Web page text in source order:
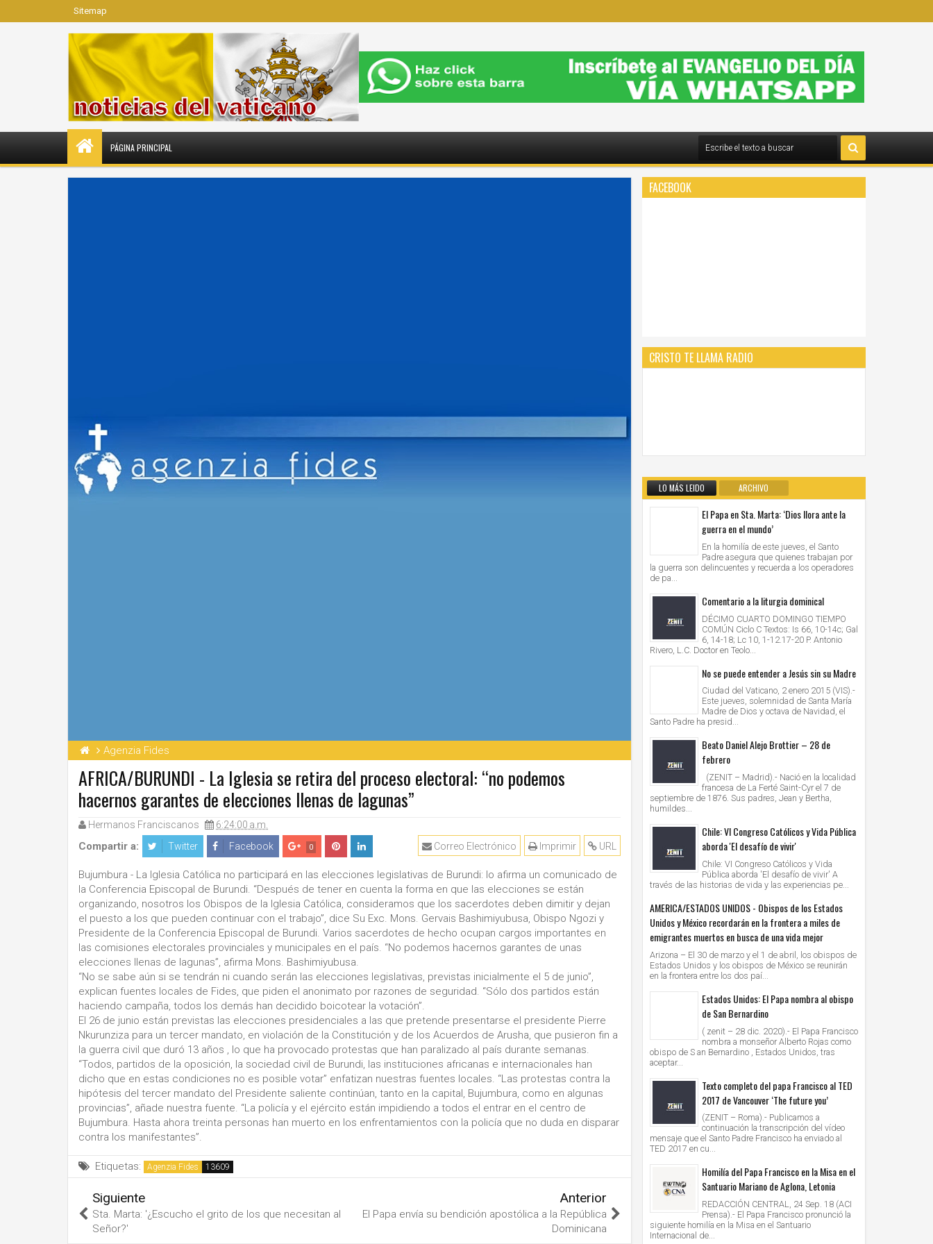
Sitemap
PÁGINA PRINCIPAL
Agenzia Fides
AFRICA/BURUNDI - La Iglesia se retira del proceso electoral: “no podemos
hacernos garantes de elecciones llenas de lagunas”
Hermanos Franciscanos 6:24:00 a.m.
Compartir a: Twitter Facebook 0 URL
Imprimir
Correo Electrónico
Bujumbura - La Iglesia Católica no participará en las elecciones legislativas de Burundi: lo afirma un comunicado de
la Conferencia Episcopal de Burundi. “Después de tener en cuenta la forma en que las elecciones se están
organizando, nosotros los Obispos de la Iglesia Católica, consideramos que los sacerdotes deben dimitir y dejan
el puesto a los que pueden continuar con el trabajo”, dice Su Exc. Mons. Gervais Bashimiyubusa, Obispo Ngozi y
Presidente de la Conferencia Episcopal de Burundi. Varios sacerdotes de hecho ocupan cargos importantes en
las comisiones electorales provinciales y municipales en el país. “No podemos hacernos garantes de unas
elecciones llenas de lagunas”, afirma Mons. Bashimiyubusa.
“No se sabe aún si se tendrán ni cuando serán las elecciones legislativas, previstas inicialmente el 5 de junio”,
explican fuentes locales de Fides, que piden el anonimato por razones de seguridad. “Sólo dos partidos están
haciendo campaña, todos los demás han decidido boicotear la votación”.
El 26 de junio están previstas las elecciones presidenciales a las que pretende presentarse el presidente Pierre
Nkurunziza para un tercer mandato, en violación de la Constitución y de los Acuerdos de Arusha, que pusieron fin a
la guerra civil que duró 13 años , lo que ha provocado protestas que han paralizado al país durante semanas.
“Todos, partidos de la oposición, la sociedad civil de Burundi, las instituciones africanas e internacionales han
dicho que en estas condiciones no es posible votar” enfatizan nuestras fuentes locales. “Las protestas contra la
hipótesis del tercer mandato del Presidente saliente continúan, tanto en la capital, Bujumbura, como en algunas
provincias”, añade nuestra fuente. “La policía y el ejército están impidiendo a todos el entrar en el centro de
Bujumbura. Hasta ahora treinta personas han muerto en los enfrentamientos con la policía que no duda en disparar
contra los manifestantes”.
Etiquetas: Agenzia Fides
Siguiente
Sta. Marta: '¿Escucho el grito de los que necesitan al
Señor?'
Anterior
El Papa envía su bendición apostólica a la República
Dominicana
FACEBOOK
CRISTO TE LLAMA RADIO
LO MÁS LEIDO ARCHIVO
El Papa en Sta. Marta: ‘Dios llora ante la
guerra en el mundo’
En la homilía de este jueves, el Santo
Padre asegura que quienes trabajan por
la guerra son delincuentes y recuerda a los operadores
de pa...
Comentario a la liturgia dominical
DÉCIMO CUARTO DOMINGO TIEMPO
COMÚN Ciclo C Textos: Is 66, 10-14c; Gal
6, 14-18; Lc 10, 1-12.17-20 P. Antonio
Rivero, L.C. Doctor en Teolo...
No se puede entender a Jesús sin su Madre
Ciudad del Vaticano, 2 enero 2015 (VIS).-
Este jueves, solemnidad de Santa María
Madre de Dios y octava de Navidad, el
Santo Padre ha presid...
Beato Daniel Alejo Brottier – 28 de
febrero
(ZENIT – Madrid).- Nació en la localidad
francesa de La Ferté Saint-Cyr el 7 de
septiembre de 1876. Sus padres, Jean y Bertha,
humildes...
Chile: VI Congreso Católicos y Vida Pública
aborda 'El desafío de vivir'
Chile: VI Congreso Católicos y Vida
Pública aborda 'El desafío de vivir' A
través de las historias de vida y las experiencias pe...
AMERICA/ESTADOS UNIDOS - Obispos de los Estados
Unidos y México recordarán en la frontera a miles de
emigrantes muertos en busca de una vida mejor
Arizona – El 30 de marzo y el 1 de abril, los obispos de
Estados Unidos y los obispos de México se reunirán
en la frontera entre los dos paí...
Estados Unidos: El Papa nombra al obispo
de San Bernardino
( zenit – 28 dic. 2020).- El Papa Francisco
nombra a monseñor Alberto Rojas como
obispo de S an Bernardino , Estados Unidos, tras
aceptar...
Texto completo del papa Francisco al TED
2017 de Vancouver ‘The future you’
(ZENIT – Roma).- Publicamos a
continuación la transcripción del vídeo
mensaje que el Santo Padre Francisco ha enviado al
TED 2017 en cu...
Homilía del Papa Francisco en la Misa en el
Santuario Mariano de Aglona, Letonia
REDACCIÓN CENTRAL, 24 Sep. 18 (ACI
Prensa).- El Papa Francisco pronunció la
siguiente homilía en la Misa en el Santuario
Internacional de...